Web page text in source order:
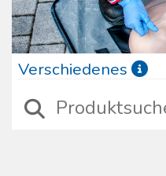
Verschiedenes